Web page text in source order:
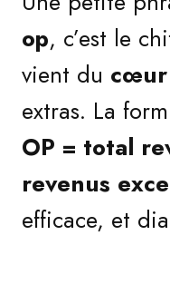
op, c’est le
vient du
extras. La
OP = total
revenus
efficace, et